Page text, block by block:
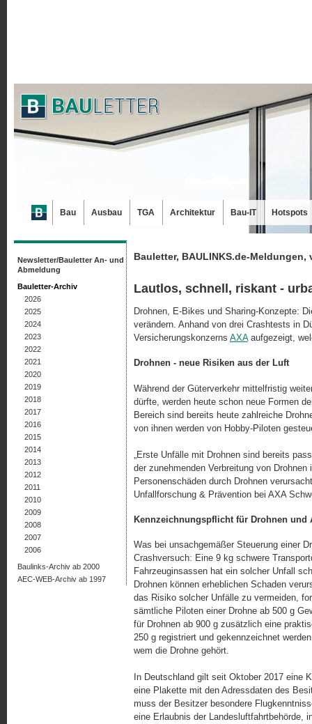
Bauletter, BAULINKS.de-Meldungen,
Lautlos, schnell, riskant -
Drohnen, E-Bikes und Sharing-Konzepte:
verändern. Anhand von drei Crashtests in
Versicherungskonzerns AXAaufgezeigt,
Drohnen - neue Risiken aus der Luft
Während der Güterverkehr mittelfristig
dürfte, werden heute schon neue Formen
Bereich sind bereits heute zahlreiche
von ihnen werden von Hobby-Piloten
„Erste Unfälle mit Drohnen sind bereits
der zunehmenden Verbreitung von
Personenschäden durch Drohnen
Unfallforschung & Prävention bei AXA
Kennzeichnungspflicht für Drohnen
Was bei unsachgemäßer Steuerung einer
Crashversuch: Eine 9 kg schwere
Fahrzeuginsassen hat ein solcher Unfall
Drohnen können erheblichen Schaden
das Risiko solcher Unfälle zu ver­mei­den,
sämtliche Piloten einer Drohne ab 500 g
für Drohnen ab 900 g zusätzlich eine
250 g registriert und gekennzeichnet
wem die Drohne gehört.
In Deutschland gilt seit Oktober 2017 eine
eine Plakette mit den Adressdaten des
muss der Besitzer besondere
eine Erlaubnis der Landesluftfahrtbehörde,
Newsletter/Bauletter An- und
Abmeldung
Bauletter-Archiv
2026
2025
2024
2023
2022
2021
2020
2019
2018
2017
2016
2015
2014
2013
2012
2011
2010
2009
2008
2007
2006
Baulinks-Archiv ab 2000
AEC-WEB-Archiv ab 1997
Bau Ausbau TGA Architektur Bau-IT Hotspots